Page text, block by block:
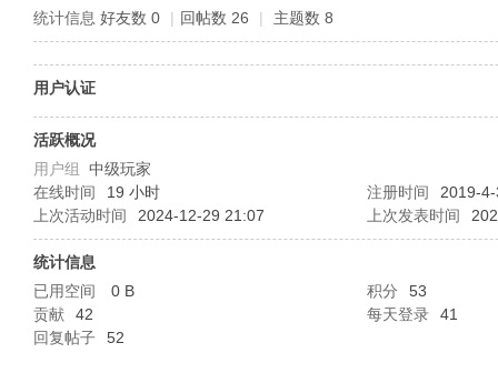
统计信息 好友数 0 | 回帖数 26 | 主题数 8
用户认证
活跃概况
用户组 中级玩家
在线时间
19 小时 注册时间
2019-
上次活动时间
2024-12-29 21:07 上次发表时间
统计信息
已用空间
0 B 积分
53
贡献
42 每天登录
41
回复帖子
52